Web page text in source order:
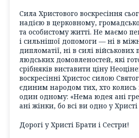
Сила Христового воскресіння
надією в церковному,
та особистому житті. Не маємо
і сильнішої допомоги — ні в
дипломатії, ні в силі військових
людських домовленостей, які
срібняків виставити ціну
воскресінні Христос силою
єдиним народом тих, хто колись
один одному: «Нема юдея ані
ані жінки, бо всі ви одно у Христі
Дорогі у Христі Брати і Сестри!